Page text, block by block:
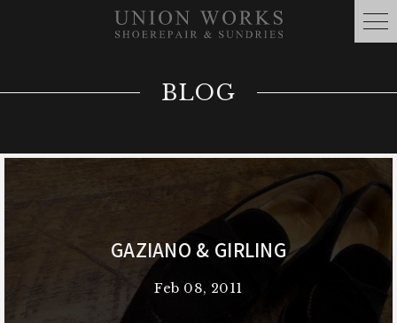
BLOG
GAZIANO & GIRLING
Feb 08, 2011